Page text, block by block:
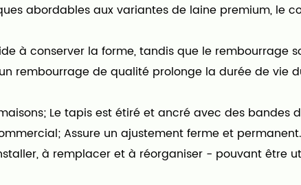
abordables aux variantes de laine premium, le
à conserver la forme, tandis que le rembourrage
rembourrage de qualité prolonge la durée de vie
Le tapis est étiré et ancré avec des bandes
Assure un ajustement ferme et permanent.
à remplacer et à réorganiser - pouvant être